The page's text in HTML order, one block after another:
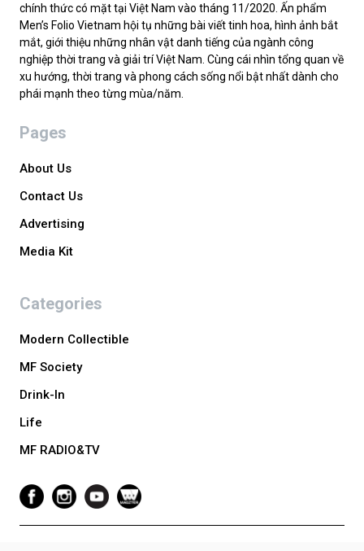
chính thức có mặt tại Việt Nam vào tháng 11/2020. Ấn phẩm
Men’s Folio Vietnam hội tụ những bài viết tinh hoa, hình ảnh bắt
mắt, giới thiệu những nhân vật danh tiếng của ngành công
nghiệp thời trang và giải trí Việt Nam. Cùng cái nhìn tổng quan về
xu hướng, thời trang và phong cách sống nổi bật nhất dành cho
phái mạnh theo từng mùa/năm.
Pages
About Us
Contact Us
Advertising
Media Kit
Categories
Modern Collectible
MF Society
Drink-In
Life
MF RADIO&TV